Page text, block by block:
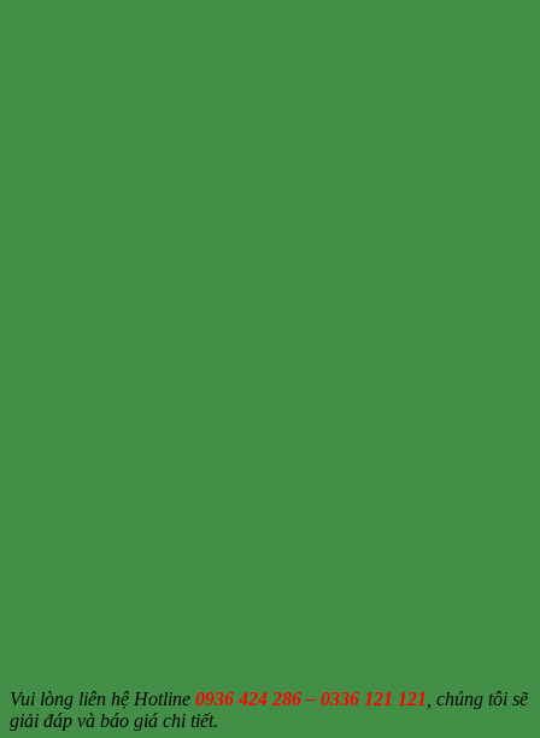
Vui lòng liên hệ Hotline 0936 424 286 – 0336 121 121, chúng tôi sẽ
giải đáp và báo giá chi tiết.